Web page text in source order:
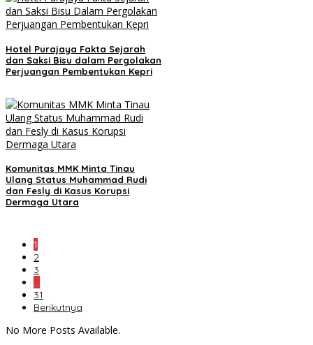
Hotel Purajaya Fakta Sejarah
dan Saksi Bisu dalam Pergolakan
Perjuangan Pembentukan Kepri
Komunitas MMK Minta Tinau
Ulang Status Muhammad Rudi
dan Fesly di Kasus Korupsi
Dermaga Utara
1
2
3
…
31
Berikutnya
No More Posts Available.